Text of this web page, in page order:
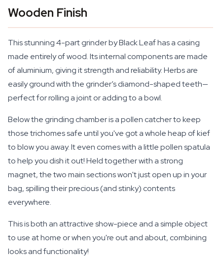
Wooden Finish
This stunning 4-part grinder by Black Leaf has a casing
made entirely of wood. Its internal components are made
of aluminium, giving it strength and reliability. Herbs are
easily ground with the grinder’s diamond-shaped teeth—
perfect for rolling a joint or adding to a bowl.
Below the grinding chamber is a pollen catcher to keep
those trichomes safe until you've got a whole heap of kief
to blow you away. It even comes with a little pollen spatula
to help you dish it out! Held together with a strong
magnet, the two main sections won't just open up in your
bag, spilling their precious (and stinky) contents
everywhere.
This is both an attractive show-piece and a simple object
to use at home or when you're out and about, combining
looks and functionality!